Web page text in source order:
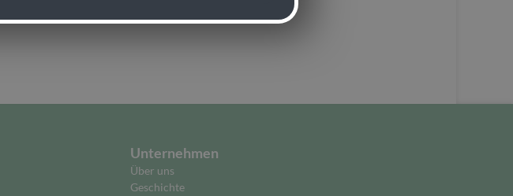
Unternehmen
Über uns
Geschichte